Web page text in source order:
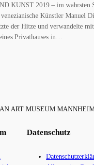
2019 – im wahrsten
Künstler Manuel
der Hitze und verwandelte
Privathauses in…
ART MUSEUM
Datenschutz